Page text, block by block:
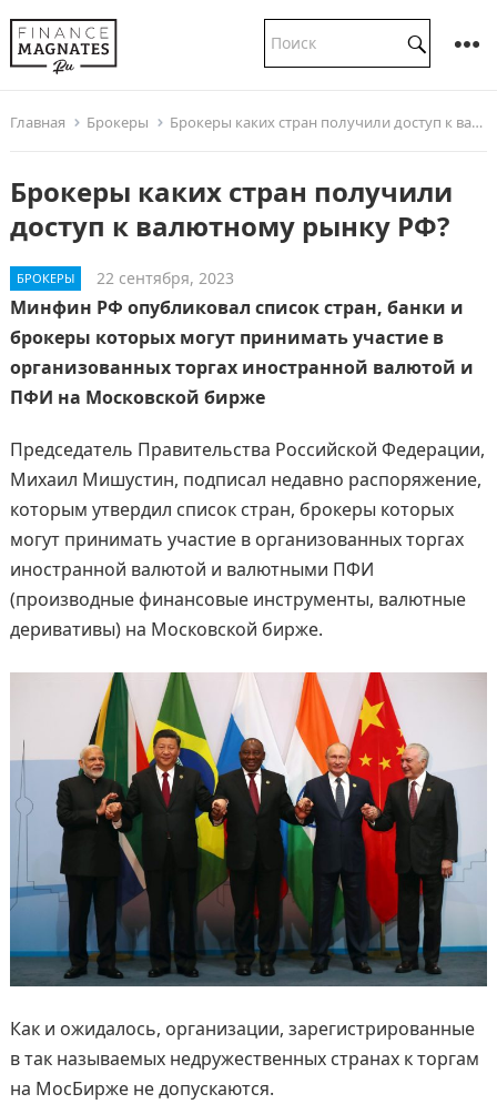
Главная Брокеры Брокеры каких стран получили доступ к валютному рынку РФ?
Брокеры каких стран получили
доступ к валютному рынку РФ?
БРОКЕРЫ 22 сентября, 2023
Минфин РФ опубликовал список стран, банки и
брокеры которых могут принимать участие в
организованных торгах иностранной валютой и
ПФИ на Московской бирже
Председатель Правительства Российской Федерации,
Михаил Мишустин, подписал недавно распоряжение,
которым утвердил список стран, брокеры которых
могут принимать участие в организованных торгах
иностранной валютой и валютными ПФИ
(производные финансовые инструменты, валютные
деривативы) на Московской бирже.
Как и ожидалось, организации, зарегистрированные
в так называемых недружественных странах к торгам
на МосБирже не допускаются.